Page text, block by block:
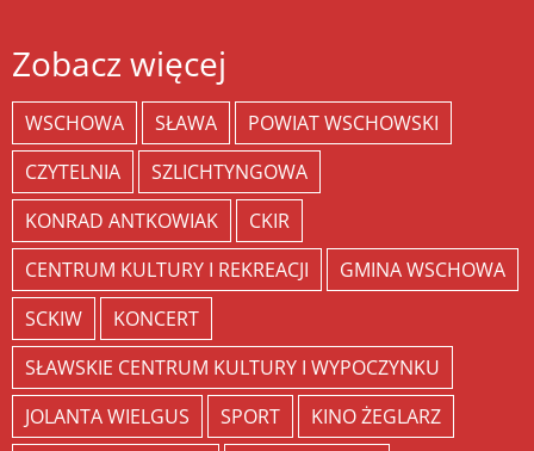
Zobacz więcej
WSCHOWA SŁAWA
POWIAT WSCHOWSKI
CZYTELNIA
SZLICHTYNGOWA
KONRAD ANTKOWIAK
CKIR
CENTRUM KULTURY I REKREACJI
GMINA WSCHOWA
SCKIW
KONCERT
SŁAWSKIE CENTRUM KULTURY I WYPOCZYNKU
JOLANTA WIELGUS
SPORT
KINO ŻEGLARZ